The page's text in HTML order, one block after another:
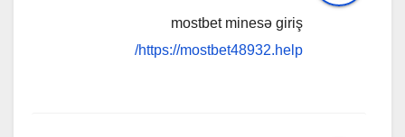
mostbet minesə giriş
https://mostbet48932.help/